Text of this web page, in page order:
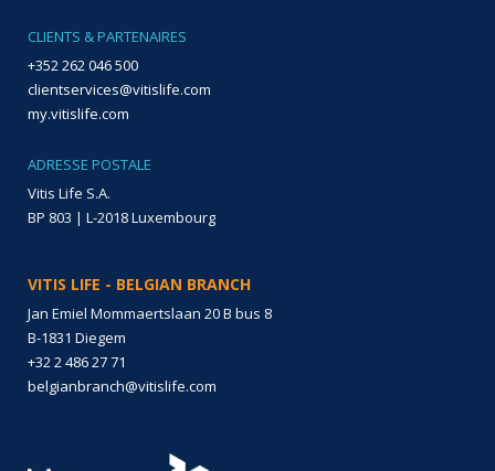
CLIENTS & PARTENAIRES
+352 262 046 500
clientservices@vitislife.com
my.vitislife.com
ADRESSE POSTALE
Vitis Life S.A.
BP 803 | L-2018 Luxembourg
VITIS LIFE - BELGIAN BRANCH
Jan Emiel Mommaertslaan 20 B bus 8
B-1831 Diegem
+32 2 486 27 71
belgianbranch@vitislife.com